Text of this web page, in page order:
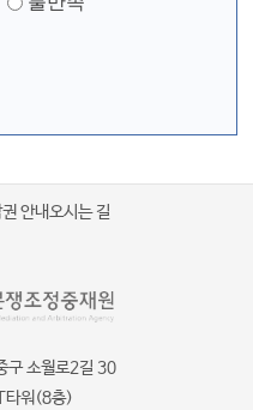
안내오시는 길
구 소월로2길 30
타워(8층)